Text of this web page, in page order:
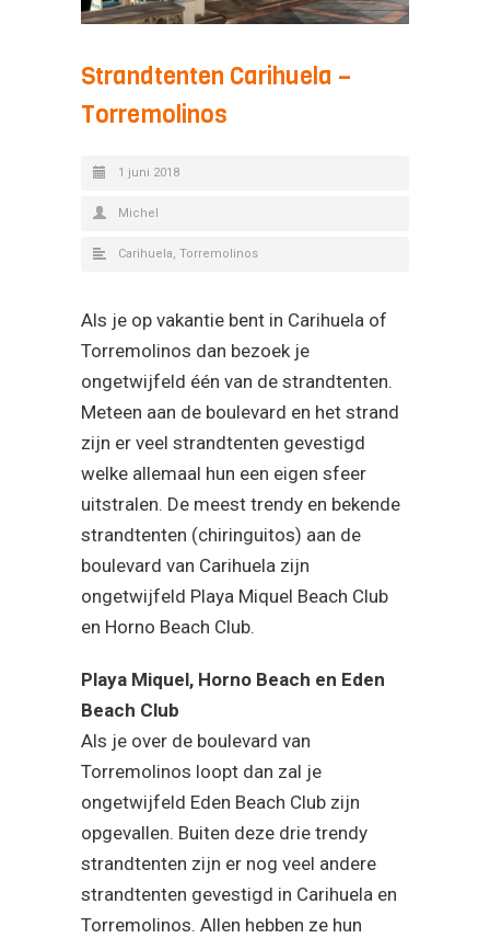
Strandtenten Carihuela –
Torremolinos
1 juni 2018
Michel
Carihuela, Torremolinos
Als je op vakantie bent in Carihuela of
Torremolinos dan bezoek je
ongetwijfeld één van de strandtenten.
Meteen aan de boulevard en het strand
zijn er veel strandtenten gevestigd
welke allemaal hun een eigen sfeer
uitstralen. De meest trendy en bekende
strandtenten (chiringuitos) aan de
boulevard van Carihuela zijn
ongetwijfeld Playa Miquel Beach Club
en Horno Beach Club.
Playa Miquel, Horno Beach en Eden
Beach Club
Als je over de boulevard van
Torremolinos loopt dan zal je
ongetwijfeld Eden Beach Club zijn
opgevallen. Buiten deze drie trendy
strandtenten zijn er nog veel andere
strandtenten gevestigd in Carihuela en
Torremolinos. Allen hebben ze hun